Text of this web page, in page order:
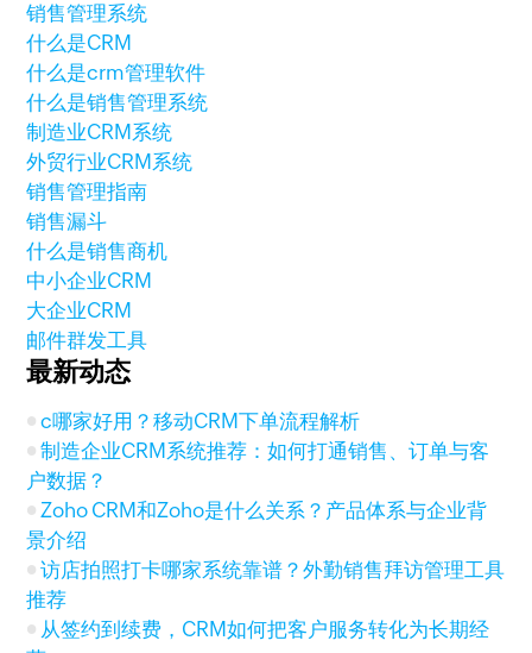
销售管理系统
什么是CRM
什么是crm管理软件
什么是销售管理系统
制造业CRM系统
外贸行业CRM系统
销售管理指南
销售漏斗
什么是销售商机
中小企业CRM
大企业CRM
邮件群发工具
最新动态
c哪家好用？移动CRM下单流程解析
制造企业CRM系统推荐：如何打通销售、订单与客
户数据？
Zoho CRM和Zoho是什么关系？产品体系与企业背
景介绍
访店拍照打卡哪家系统靠谱？外勤销售拜访管理工具
推荐
从签约到续费，CRM如何把客户服务转化为长期经